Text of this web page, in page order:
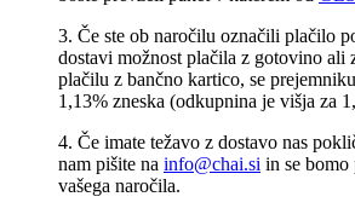
3. Če ste ob naročilu označili plačilo
dostavi možnost plačila z gotovino ali
plačilu z bančno kartico, se
1,13% zneska (odkupnina je višja za
4. Če imate težavo z dostavo nas
nam pišite na info@chai.si in se bomo
vašega naročila.